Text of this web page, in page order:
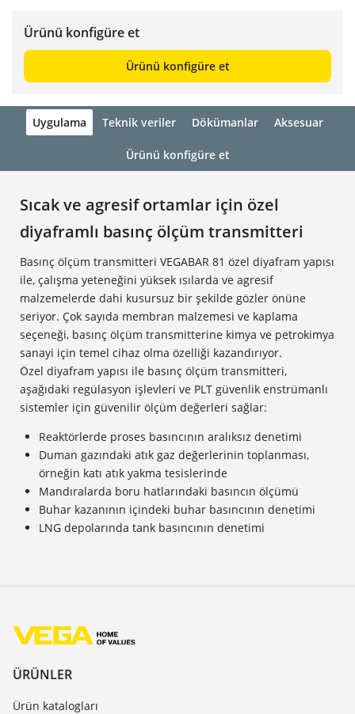
Ürünü konfigüre et
Ürünü konfigüre et
Uygulama Teknik veriler Dökümanlar Aksesuar
Ürünü konfigüre et
Sıcak ve agresif ortamlar için özel
diyaframlı basınç ölçüm transmitteri
Basınç ölçüm transmitteri VEGABAR 81 özel diyafram yapısı
ile, çalışma yeteneğini yüksek ısılarda ve agresif
malzemelerde dahi kusursuz bir şekilde gözler önüne
seriyor. Çok sayıda membran malzemesi ve kaplama
seçeneği, basınç ölçüm transmitterine kimya ve petrokimya
sanayi için temel cihaz olma özelliği kazandırıyor.
Özel diyafram yapısı ile basınç ölçüm transmitteri,
aşağıdaki regülasyon işlevleri ve PLT güvenlik enstrümanlı
sistemler için güvenilir ölçüm değerleri sağlar:
Reaktörlerde proses basıncının aralıksız denetimi
Duman gazındaki atık gaz değerlerinin toplanması,
örneğin katı atık yakma tesislerinde
Mandıralarda boru hatlarındaki basıncın ölçümü
Buhar kazanının içindeki buhar basıncının denetimi
LNG depolarında tank basıncının denetimi
ÜRÜNLER
Ürün katalogları